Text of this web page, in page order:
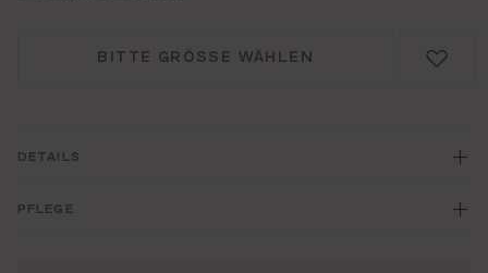
BITTE GRÖSSE WÄHLEN
DETAILS
PFLEGE